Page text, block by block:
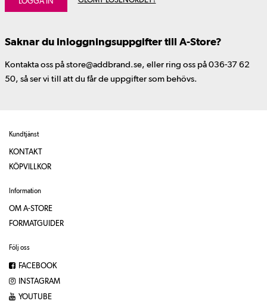
Saknar du inloggningsuppgifter till A-Store?
Kontakta oss på store@addbrand.se, eller ring oss på 036-37 62
50, så ser vi till att du får de uppgifter som behövs.
Kundtjänst
KONTAKT
KÖPVILLKOR
Information
OM A-STORE
FORMATGUIDER
Följ oss
FACEBOOK
INSTAGRAM
YOUTUBE